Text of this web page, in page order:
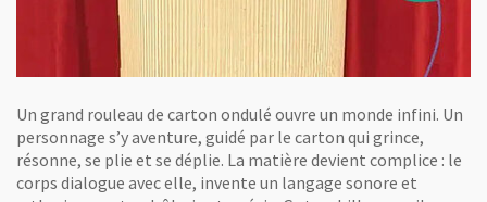
Un grand rouleau de carton ondulé ouvre un monde infini. Un
personnage s’y aventure, guidé par le carton qui grince,
résonne, se plie et se déplie. La matière devient complice : le
corps dialogue avec elle, invente un langage sonore et